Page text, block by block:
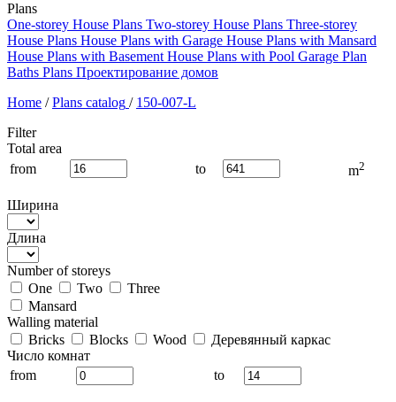
Plans
One-storey House Plans Two-storey House Plans Three-storey
House Plans House Plans with Garage House Plans with Mansard
House Plans with Basement House Plans with Pool Garage Plan
Baths Plans Проектирование домов
Home / Plans catalog / 150-007-L
Filter
Total area
from
to m2
Ширина
Длина
Number of storeys
One
Two
Three
Mansard
Walling material
Bricks
Blocks Wood
Деревянный каркас
Число комнат
from
to